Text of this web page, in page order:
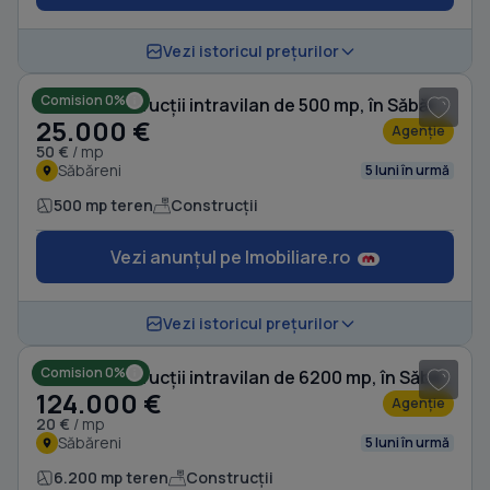
Vezi istoricul prețurilor
Comision 0% Teren Construcții intravilan de 500 mp, în Săbăreni
25.000 €
50 € / mp
Agenție
Săbăreni 5 luni în urmă
500 mp teren Construcții
Vezi anunțul pe Imobiliare.ro
Vezi istoricul prețurilor
Comision 0% Teren Construcții intravilan de 6200 mp, în Săbăreni
124.000 €
20 € / mp
Agenție
Săbăreni 5 luni în urmă
6.200 mp teren Construcții